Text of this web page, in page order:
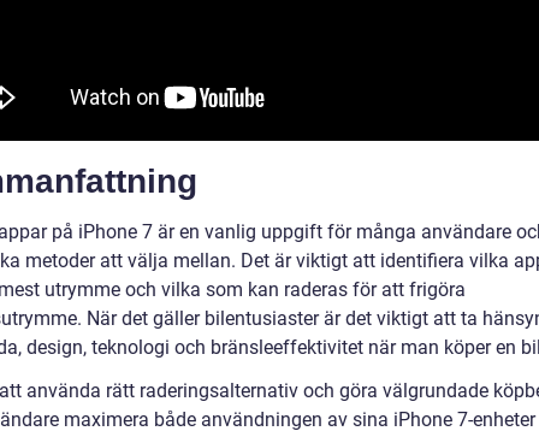
på iPhone 7 är en vanlig uppgift för många användare
metoder att välja mellan. Det är viktigt att identifiera vilka
utrymme och vilka som kan raderas för att frigöra
När det gäller bilentusiaster är det viktigt att ta
design, teknologi och bränsleeffektivitet när man köper en
använda rätt raderingsalternativ och göra välgrundade
maximera både användningen av sina iPhone 7-